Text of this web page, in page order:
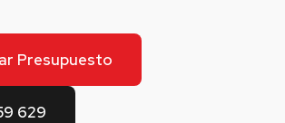
Presupuesto
629